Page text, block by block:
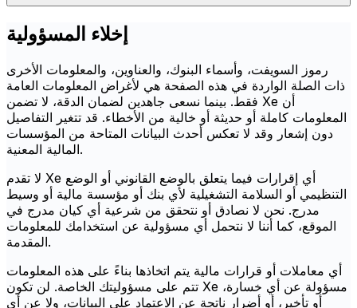
إخلاء المسؤولية
رموز السويفت، وأسماء البنوك، والعناوين، والمعلومات الأخرى
ذات الصلة الواردة في هذه الصفحة هي لأغراض المعلومات العامة
فقط. بينما نسعى جاهدين لضمان الدقة، لا تضمن Xe أن
المعلومات كاملة أو حديثة أو خالية من الأخطاء. قد تتغير التفاصيل
دون إشعار وقد لا تعكس أحدث البيانات المتاحة من المؤسسات
المالية المعنية.
لا تقدم Xe أي إقرارات فيما يتعلق بالوضع القانوني أو الوضع
التنظيمي أو السلامة التشغيلية لأي بنك أو مؤسسة مالية أو وسيط
مدرج. نحن لا نصادق أو نتحقق من شرعية أي كيان مدرج في
الموقع، كما أننا لا نتحمل أي مسؤولية عن استخدامك للمعلومات
المقدمة.
أي معاملات أو قرارات مالية يتم اتخاذها بناءً على هذه المعلومات
تتم على مسؤوليتك الخاصة. لن تكون Xe مسؤولة عن أي خسارة،
أو تأخير، أو أضرار ناتجة عن الاعتماد على البيانات، ولا عن أي